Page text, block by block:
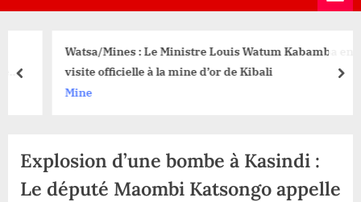
Watsa/Mines : Le Ministre Louis Watum Kabamba en
visite officielle à la mine d’or de Kibali
Mine
prev
Explosion d’une bombe à Kasindi :
Le député Maombi Katsongo appelle